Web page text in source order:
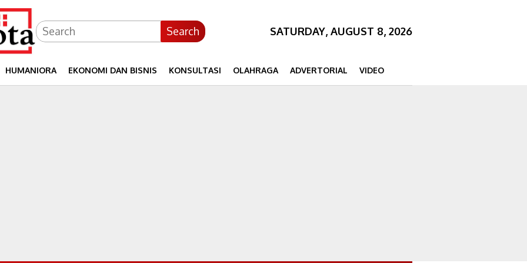
Search SATURDAY, AUGUST 8, 2026
HUMANIORA EKONOMI DAN BISNIS KONSULTASI OLAHRAGA ADVERTORIAL VIDEO